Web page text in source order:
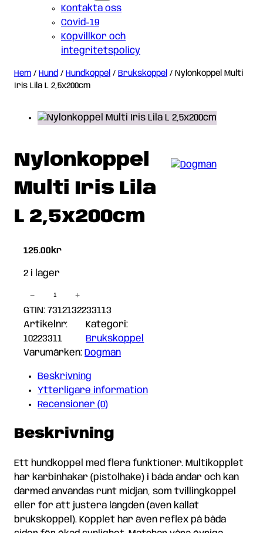
Kontakta oss
Covid-19
Köpvillkor och
integritetspolicy
Hem / Hund / Hundkoppel / Brukskoppel / Nylonkoppel Multi
Iris Lila L 2,5x200cm
Nylonkoppel
Multi Iris Lila
L 2,5x200cm
125.00kr
2 i lager
Nylonkoppel
Multi
Iris
Lila
L
mängd
− +
GTIN: 7312132233113
Artikelnr:
10223311
Kategori:
Brukskoppel
Varumärken: Dogman
Beskrivning
Ytterligare information
Recensioner (0)
Beskrivning
Ett hundkoppel med flera funktioner. Multikopplet
har karbinhakar (pistolhake) i båda ändar och kan
därmed användas runt midjan, som tvillingkoppel
eller för att justera längden (även kallat
brukskoppel). Kopplet har även reflex på båda